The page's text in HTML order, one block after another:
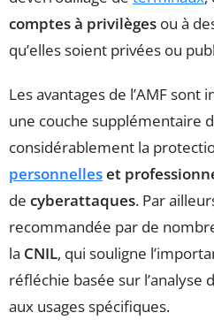
comptes à privilèges ou à
qu’elles soient privées ou
Les avantages de l’AMF sont
une couche supplémentaire
considérablement la
personnelleset
de cyberattaques. Par
recommandée par de
la CNIL, qui souligne
réfléchie basée sur l’analyse
aux usages spécifiques.